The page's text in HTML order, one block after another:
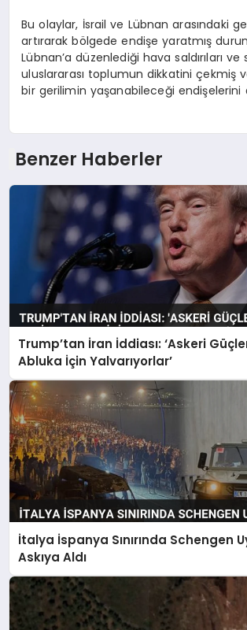
Bu olaylar, İsrail ve Lübnan arasındaki
artırarak bölgede endişe yaratmış
Lübnan’a düzenlediği hava saldırıları ve
uluslararası toplumun dikkatini çekmiş
bir gerilimin yaşanabileceği endişelerini
Benzer Haberler
Trump’tan İran İddiası: ‘Askeri
Abluka İçin Yalvarıyorlar’
İtalya İspanya Sınırında Schengen
Askıya Aldı